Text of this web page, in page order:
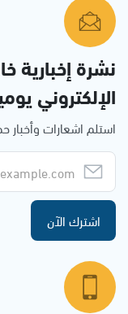
نشرة إخبارية
الإلكتروني
استلم اشعارات
اشترك الآن